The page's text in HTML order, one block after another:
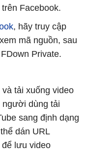
Facebook.
, hãy truy cập
mã nguồn, sau
Private.
tải xuống video
người dùng tải
sang định dạng
dán URL
để lưu video